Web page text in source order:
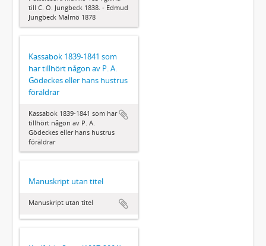
till C. O. Jungbeck 1838. - Edmud
Jungbeck Malmö 1878
Kassabok 1839-1841 som
har tillhört någon av P. A.
Gödeckes eller hans hustrus
föräldrar
Kassabok 1839-1841 som har
tillhört någon av P. A.
Gödeckes eller hans hustrus
föräldrar
Manuskript utan titel
Manuskript utan titel